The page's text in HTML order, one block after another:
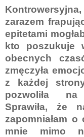
zarazem
epitetami
kto poszukuje
obecnych
zmęczyła
z każdej
pozwoliła na
Sprawiła, że
zapomniałam o
mnie mimo